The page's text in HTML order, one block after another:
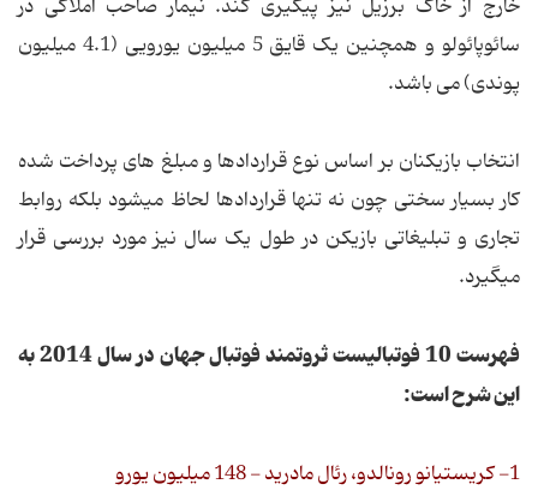
خارج از خاک برزیل نیز پیگیری کند. نیمار صاحب املاکی در
سائوپائولو و همچنین یک قایق 5 میلیون یورویی (4.1 میلیون
پوندی) می باشد.
انتخاب بازیکنان بر اساس نوع قراردادها و مبلغ های پرداخت شده
کار بسیار سختی چون نه تنها قراردادها لحاظ میشود بلکه روابط
تجاری و تبلیغاتی بازیکن در طول یک سال نیز مورد بررسی قرار
میگیرد.
فهرست 10 فوتبالیست ثروتمند فوتبال جهان در سال 2014 به
این شرح است:
1- کریستیانو رونالدو، رئال مادرید - 148 میلیون یورو